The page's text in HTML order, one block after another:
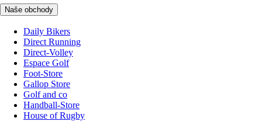
Naše obchody
Daily Bikers
Direct Running
Direct-Volley
Espace Golf
Foot-Store
Gallop Store
Golf and co
Handball-Store
House of Rugby